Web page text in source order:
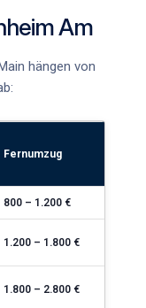
Am
hängen von
Fernumzug
800 – 1.200 €
1.200 – 1.800 €
1.800 – 2.800 €